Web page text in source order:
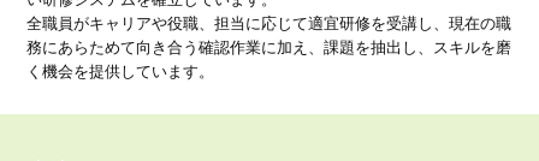
全職員がキャリアや役職、担当に応じて適宜研修を受講し、現在の職
務にあらためて向き合う確認作業に加え、課題を抽出し、スキルを磨
く機会を提供しています。